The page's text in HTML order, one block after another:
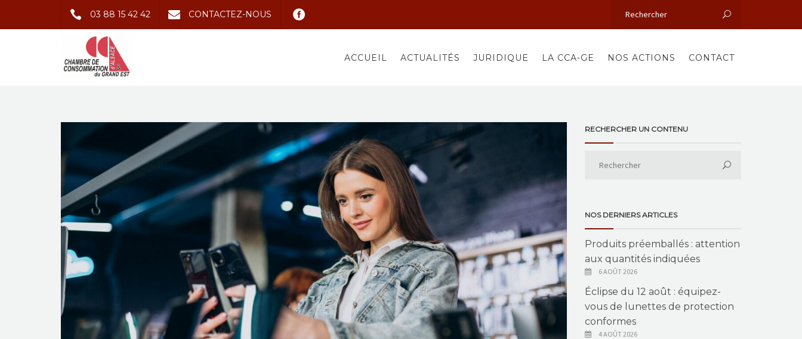
03 88 15 42 42 CONTACTEZ-NOUS
ACCUEIL ACTUALITÉS JURIDIQUE LA CCA-GE NOS ACTIONS CONTACT
RECHERCHER UN CONTENU
NOS DERNIERS ARTICLES
Produits préemballés : attention
aux quantités indiquées
6 AOÛT 2026
Éclipse du 12 août : équipez-
vous de lunettes de protection
conformes
4 AOÛT 2026